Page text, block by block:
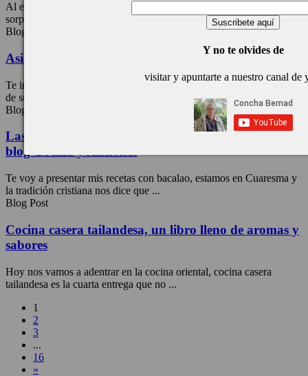
Al entrar en el restaurante “Don Lay” te llevas una agradable
sorpresa y una pequeña «decepción»: no hay ...
Blog Post
Asia gourmet, un viaje por la cocina oriental
Te invito a realizar un ‘super viaje’ por la cocina oriental de la mano
de su autora Impératrice ...
Blog Post
Las recetas con bacalao de Concha Bernad en el
blog Cocina y Aficiones
Te voy a presentar mis recetas con bacalao, estamos en Cuaresma y
la tradición cristiana nos dice que ...
Blog Post
Cocina casera tailandesa, un libro lleno de aromas y
sabores
Hoy nos vamos a adentrar en la cocina oriental, cocina casera
tailandesa es la cuarta entrega que no ...
1
2
3
...
16
»
Y no te olvides de
visitar y apuntarte a nuestro canal de